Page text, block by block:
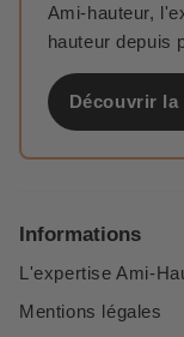
Ami-hauteur,
hauteur depuis
Découvrir la
Informations
L'expertise Ami-
Mentions légales